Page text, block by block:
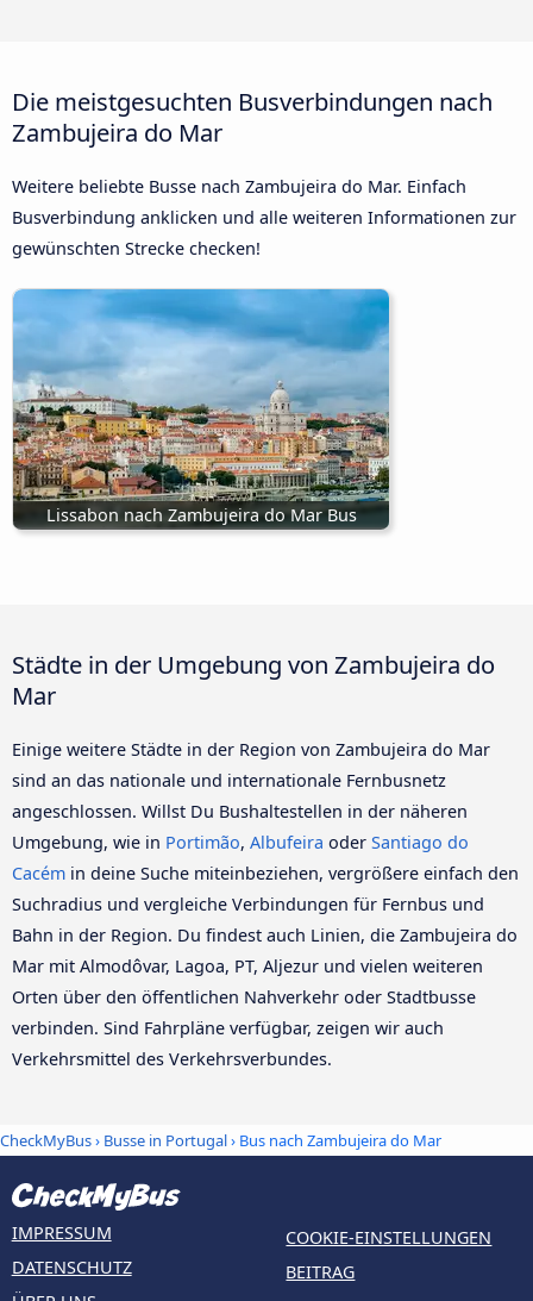
Die meistgesuchten Busverbindungen nach
Zambujeira do Mar
Weitere beliebte Busse nach Zambujeira do Mar. Einfach
Busverbindung anklicken und alle weiteren Informationen zur
gewünschten Strecke checken!
Lissabon nach Zambujeira do Mar Bus
Städte in der Umgebung von Zambujeira do
Mar
Einige weitere Städte in der Region von Zambujeira do Mar
sind an das nationale und internationale Fernbusnetz
angeschlossen. Willst Du Bushaltestellen in der näheren
Umgebung, wie in Portimão, Albufeira oder Santiago do
Cacém in deine Suche miteinbeziehen, vergrößere einfach den
Suchradius und vergleiche Verbindungen für Fernbus und
Bahn in der Region. Du findest auch Linien, die Zambujeira do
Mar mit Almodôvar, Lagoa, PT, Aljezur und vielen weiteren
Orten über den öffentlichen Nahverkehr oder Stadtbusse
verbinden. Sind Fahrpläne verfügbar, zeigen wir auch
Verkehrsmittel des Verkehrsverbundes.
CheckMyBus› Busse in Portugal› Bus nach Zambujeira do Mar
IMPRESSUM
DATENSCHUTZ
COOKIE-EINSTELLUNGEN
BEITRAG